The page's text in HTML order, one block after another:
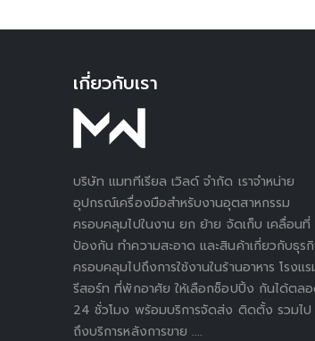
เกี่ยวกับเรา
บริษัท แมททีเรียล เวิลด์ จำกัด เราจำหน่าย
อุปกรณ์เครื่องมือสำหรับงานอุตสาหกรรม
ครอบคลุมไปในงาน ยก ย้าย จัดเก็บ เคลื่อนที่
ป้องกัน ทำความสะอาด และสินค้าเกี่ยวกับธุร
ครอบคลุมไปถึงการใช้งานในร้านอาหาร โรงแร
รีสอร์ท ที่พักอาศัย ให้เลือกช็อปปิ้ง กันได้ตล
24 ชั่วโมง พร้อมบริการจัดส่ง ติดตั้ง รวมไป
ถึงบริการหลังการขาย ....